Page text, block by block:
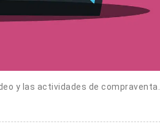
y las actividades de compraventa.